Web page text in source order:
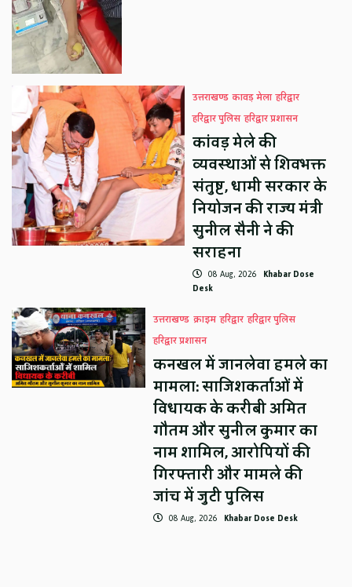
उत्तराखण्ड कावड़ मेला हरिद्वार
हरिद्वार पुलिस हरिद्वार प्रशासन
कांवड़ मेले की
व्यवस्थाओं से शिवभक्त
संतुष्ट, धामी सरकार के
नियोजन की राज्य मंत्री
सुनील सैनी ने की
सराहना
08 Aug, 2026 Khabar Dose
Desk
उत्तराखण्ड क्राइम हरिद्वार हरिद्वार पुलिस
हरिद्वार प्रशासन
कनखल में जानलेवा हमले का
मामला: साजिशकर्ताओं में
विधायक के करीबी अमित
गौतम और सुनील कुमार का
नाम शामिल, आरोपियों की
गिरफ्तारी और मामले की
जांच में जुटी पुलिस
08 Aug, 2026 Khabar Dose Desk